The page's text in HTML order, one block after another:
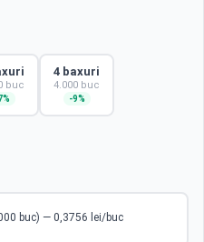
buc
4 baxuri
4.000 buc
-9%
buc) — 0,3756 lei/buc